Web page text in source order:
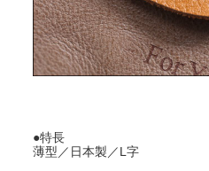
●特長
薄型／日本製／L字